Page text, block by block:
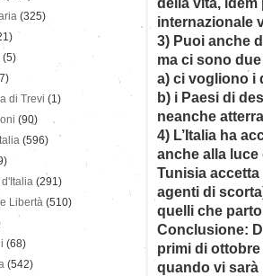
internazionale
3) Puoi anche
ma ci sono
a) ci vogliono i
b) i Paesi di
neanche
4) L’Italia ha
anche alla
Tunisia
agenti di
quelli che
Conclusione:
primi di
quando vi
(325)
(5)
di Trevi (1)
(90)
(596)
d'Italia (291)
Libertà (510)
(68)
(542)